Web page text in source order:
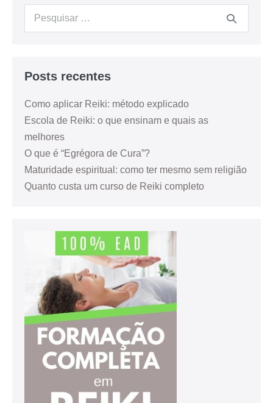
Posts recentes
Como aplicar Reiki: método explicado
Escola de Reiki: o que ensinam e quais as
melhores
O que é “Egrégora de Cura”?
Maturidade espiritual: como ter mesmo sem religião
Quanto custa um curso de Reiki completo